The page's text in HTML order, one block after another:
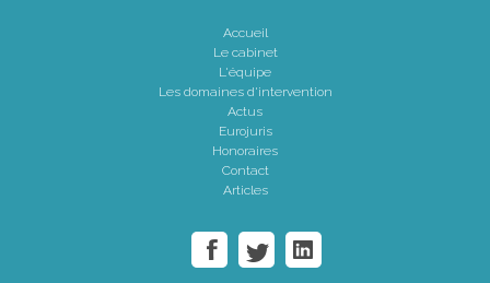
Accueil
Le cabinet
L'équipe
Les domaines d'intervention
Actus
Eurojuris
Honoraires
Contact
Articles